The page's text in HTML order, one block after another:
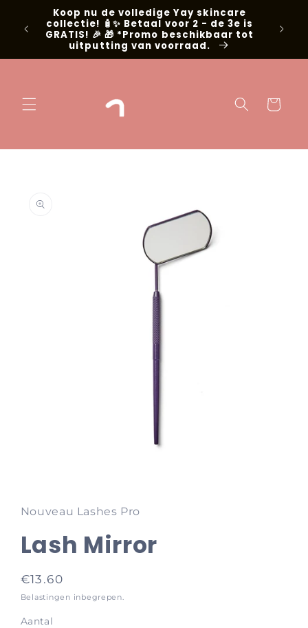
Meteen naar
de content
Koop nu de volledige Yay skincare
collectie! 🧴✨ Betaal voor 2 - de 3e is
GRATIS! 🎉 🎁 *Promo beschikbaar tot
uitputting van voorraad.
in
modaal
Nouveau Lashes Pro
Lash Mirror
Normale
prijs
€13.60
Belastingen inbegrepen.
Aantal